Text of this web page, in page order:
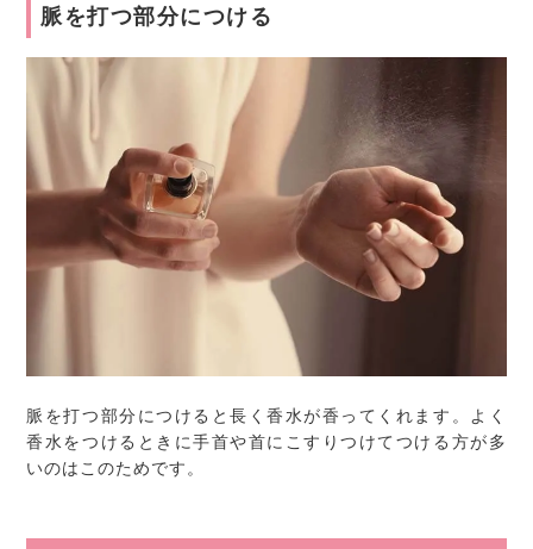
脈を打つ部分につける
脈を打つ部分につけると長く香水が香ってくれます。よく
香水をつけるときに手首や首にこすりつけてつける方が多
いのはこのためです。